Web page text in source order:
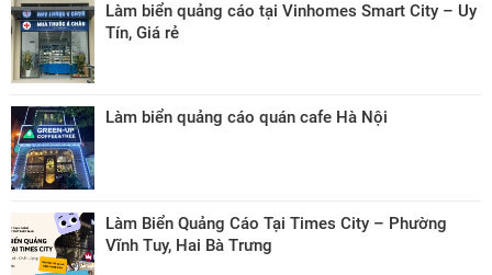
Làm biển quảng cáo tại Vinhomes Smart City – Uy
Tín, Giá rẻ
Làm biển quảng cáo quán cafe Hà Nội
Làm Biển Quảng Cáo Tại Times City – Phường
Vĩnh Tuy, Hai Bà Trưng